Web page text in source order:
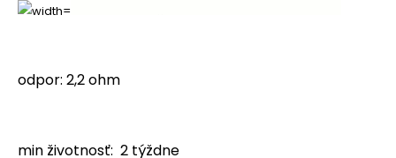
odpor: 2,2 ohm
min životnosť: 2 týždne